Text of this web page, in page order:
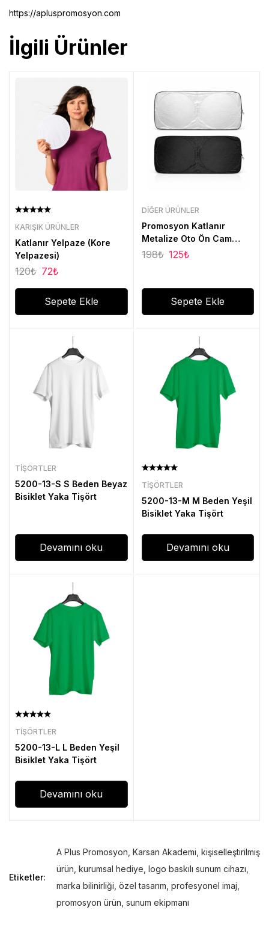
https://apluspromosyon.com
İlgili Ürünler
KARIŞIK ÜRÜNLER
Katlanır Yelpaze (Kore
Yelpazesi)
120₺ 72₺
Sepete Ekle
DIĞER ÜRÜNLER
Promosyon Katlanır
Metalize Oto Ön Cam
Güneşlik
198₺ 125₺
Sepete Ekle
TIŞÖRTLER
5200-13-S S Beden Beyaz
Bisiklet Yaka Tişört
Devamını oku
TIŞÖRTLER
5200-13-M M Beden Yeşil
Bisiklet Yaka Tişört
Devamını oku
TIŞÖRTLER
5200-13-L L Beden Yeşil
Bisiklet Yaka Tişört
Devamını oku
Etiketler:
A Plus Promosyon Karsan Akademi kişiselleştirilmiş
ürün kurumsal hediye logo baskılı sunum cihazı
marka bilinirliği özel tasarım profesyonel imaj
promosyon ürün sunum ekipmanı